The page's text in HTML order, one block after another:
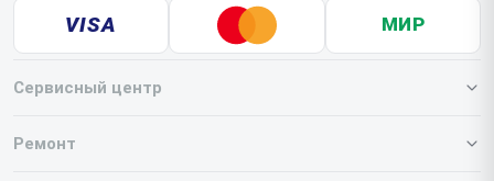
VISA МИР
Сервисный центр
О нашем сервисе
Ремонт